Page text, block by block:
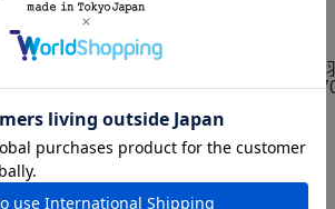
ストレ クインクラシコ国産ライン
ートチップ QueenClassico
¥ 22,000(税込)